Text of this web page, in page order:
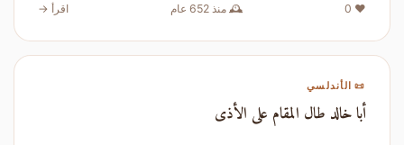
❤️ 0 🕰️ منذ 652 عام اقرأ →
📜 الأندلسي
أبا خالد طال المقام على الأذى